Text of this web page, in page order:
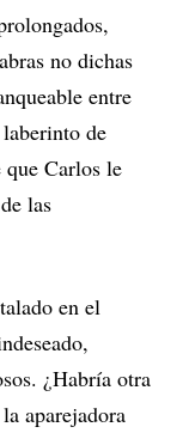
no dichas
entre
de
que Carlos le
las
en el
¿Habría otra
aparejadora